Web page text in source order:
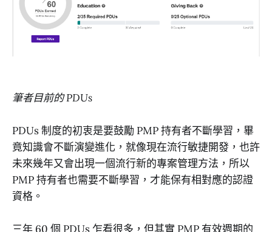
筆者目前的 PDUs
PDUs 制度的初衷是要鼓勵 PMP 持有者不斷學習，畢
竟知識會不斷演變進化，就像現在流行敏捷開發，也許
未來幾年又會出現一個流行新的專案管理方法，所以
PMP 持有者也需要不斷學習，才能保有相對應的認證
資格。
三年 60 個 PDUs 乍看很多，但其實 PMP 有效週期的